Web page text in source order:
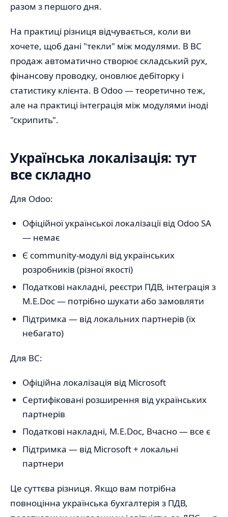
разом з першого дня.
На практиці різниця відчувається, коли ви
хочете, щоб дані "текли" між модулями. В BC
продаж автоматично створює складський рух,
фінансову проводку, оновлює дебіторку і
статистику клієнта. В Odoo — теоретично теж,
але на практиці інтеграція між модулями іноді
"скрипить".
Українська локалізація: тут
все складно
Для Odoo:
Офіційної української локалізації від Odoo SA
— немає
Є community-модулі від українських
розробників (різної якості)
Податкові накладні, реєстри ПДВ, інтеграція з
M.E.Doc — потрібно шукати або замовляти
Підтримка — від локальних партнерів (їх
небагато)
Для BC:
Офіційна локалізація від Microsoft
Сертифіковані розширення від українських
партнерів
Податкові накладні, M.E.Doc, Вчасно — все є
Підтримка — від Microsoft + локальні
партнери
Це суттєва різниця. Якщо вам потрібна
повноцінна українська бухгалтерія з ПДВ,